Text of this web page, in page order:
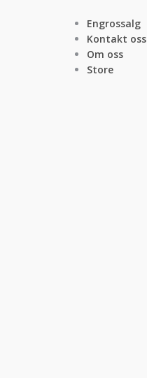
Engrossalg
Kontakt oss
Om oss
Store